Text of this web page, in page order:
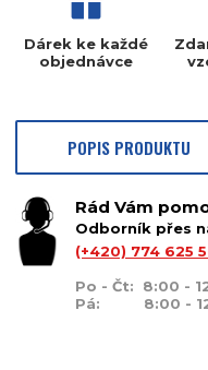
Dárek ke každé
objednávce
POPIS PRODUKTU
Rád Vám
Odborník přes
(+420) 774 625
Po - Čt: 8:00 -
Pá: 8:00 -